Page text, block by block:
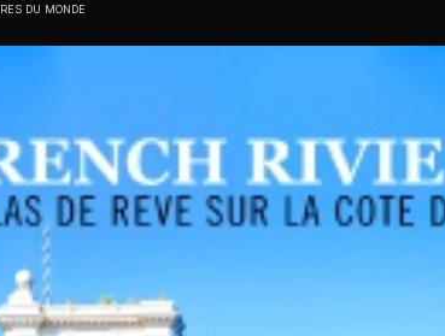
DU MONDE